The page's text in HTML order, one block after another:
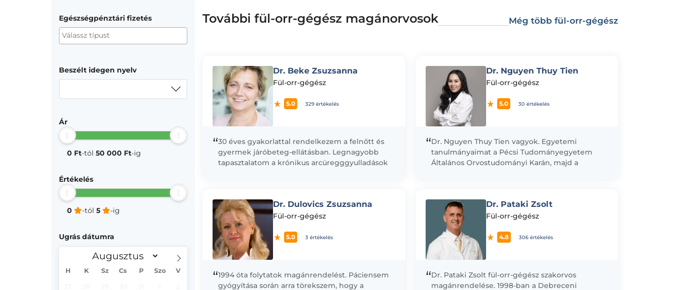
Egészségpénztári fizetés
Beszélt idegen nyelv
Ár
0 Ft-tól 50 000 Ft-ig
Értékelés
0 -tól 5 -ig
Ugrás dátumra
H K Sz Cs P Szo V
További fül-orr-gégész magánorvosok Még több fül-orr-gégész
Dr. Beke Zsuzsanna
Fül-orr-gégész
5.0 329 értékelés
“30 éves gyakorlattal rendelkezem a felnőtt és
gyermek járóbeteg-ellátásban. Legnagyobb
tapasztalatom a krónikus arcüregggyulladások
Dr. Nguyen Thuy Tien
Fül-orr-gégész
5.0 30 értékelés
“Dr. Nguyen Thuy Tien vagyok. Egyetemi
tanulmányaimat a Pécsi Tudományegyetem
Általános Orvostudományi Karán, majd a
Dr. Dulovics Zsuzsanna
Fül-orr-gégész
5.0 3 értékelés
“1994 óta folytatok magánrendelést. Páciensem
gyógyítása során arra törekszem, hogy a
Dr. Pataki Zsolt
Fül-orr-gégész
4.8 306 értékelés
“Dr. Pataki Zsolt fül-orr-gégész szakorvos
magánrendelése. 1998-ban a Debreceni